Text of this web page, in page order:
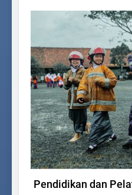
Pendidikan dan